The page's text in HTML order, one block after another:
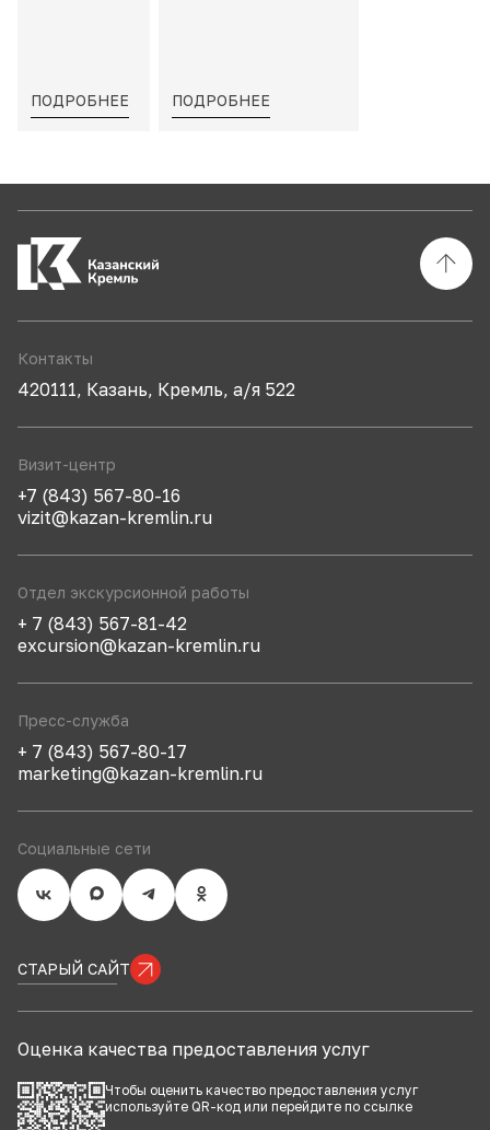
ПОДРОБНЕЕ ПОДРОБНЕЕ
Контакты
420111, Казань, Кремль, а/я 522
Визит-центр
+7 (843) 567-80-16
vizit@kazan-kremlin.ru
Отдел экскурсионной работы
+ 7 (843) 567-81-42
excursion@kazan-kremlin.ru
Пресс-служба
+ 7 (843) 567-80-17
marketing@kazan-kremlin.ru
Социальные сети
СТАРЫЙ САЙТ
Оценка качества предоставления услуг
Чтобы оценить качество предоставления услуг
используйте QR-код или перейдите по ссылке